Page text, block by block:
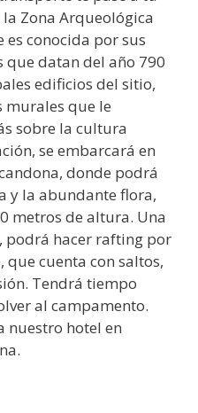
Zona Arqueológica
es conocida por sus
que datan del año 790
edificios del sitio,
murales que le
sobre la cultura
se embarcará en
donde podrá
y la abundante flora,
metros de altura. Una
podrá hacer rafting por
cuenta con saltos,
Tendrá tiempo
al campamento.
nuestro hotel en